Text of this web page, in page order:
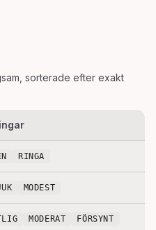
, sorterade efter exakt
RINGA
MODEST
MODERAT FÖRSYNT